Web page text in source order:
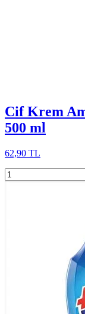
Cif Krem
500 ml
62,90 TL